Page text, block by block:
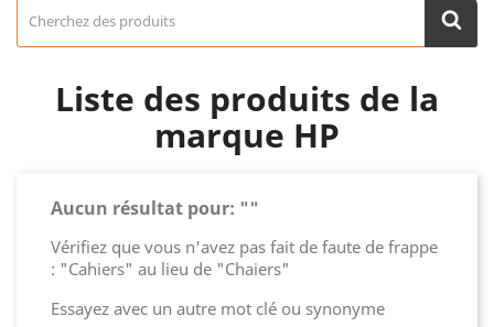
Liste des produits de la
marque HP
Aucun résultat pour: ""
Vérifiez que vous n'avez pas fait de faute de frappe
: "Cahiers" au lieu de "Chaiers"
Essayez avec un autre mot clé ou synonyme